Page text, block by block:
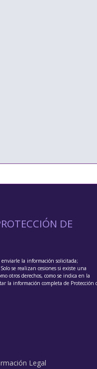
DE
la información solicitada;
se realizan cesiones si existe una
otros derechos, como se indica en la
la información completa de Protección
Legal